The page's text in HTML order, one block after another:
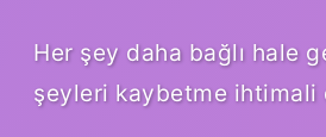
Her şey daha bağlı hale
şeyleri kaybetme ihtimali